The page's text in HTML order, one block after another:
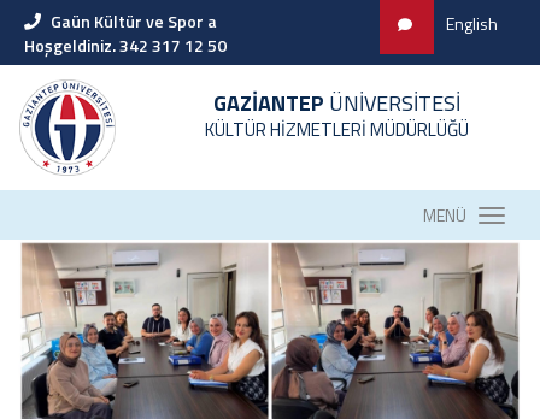
Gaün Kültür ve Spor a
Hoşgeldiniz. 342 317 12 50
English
GAZİANTEP ÜNİVERSİTESİ
KÜLTÜR HİZMETLERİ MÜDÜRLÜĞÜ
MENÜ